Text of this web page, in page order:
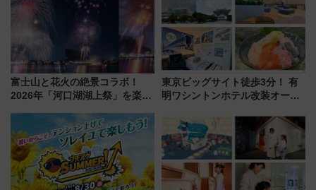
富士山と花火の絶景コラボ！
2026年「河口湖湖上祭」を楽し
東京ビッグサイト徒歩3分！ 有
明ワシントンホテル改装オープ
客室」や海鮮丼が人気の朝食ビ
ュッフェを現地レポ